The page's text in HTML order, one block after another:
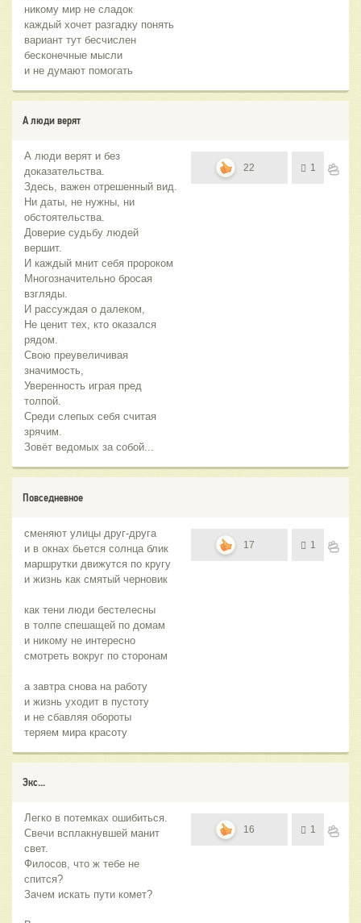
никому мир не сладок
каждый хочет разгадку понять
вариант тут бесчислен
бесконечные мысли
и не думают помогать
А люди верят
А люди верят и без
доказательства.
Здесь, важен отрешенный вид.
Ни даты, не нужны, ни
обстоятельства.
Доверие судьбу людей
вершит.
И каждый мнит себя пророком
Многозначительно бросая
взгляды.
И рассуждая о далеком,
Не ценит тех, кто оказался
рядом.
Свою преувеличивая
значимость,
Уверенность играя пред
толпой.
Среди слепых себя считая
зрячим.
Зовёт ведомых за собой...
22 1
Повседневное
сменяют улицы друг-друга
и в окнах бьется солнца блик
маршрутки движутся по кругу
и жизнь как смятый черновик
как тени люди бестелесны
в толпе спешащей по домам
и никому не интересно
смотреть вокруг по сторонам
а завтра снова на работу
и жизнь уходит в пустоту
и не сбавляя обороты
теряем мира красоту
17 1
Экс...
Легко в потемках ошибиться.
Свечи всплакнувшей манит
свет.
Филосов, что ж тебе не
спится?
Зачем искать пути комет?
16 1